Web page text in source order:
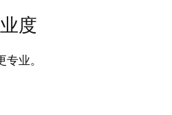
度
业。